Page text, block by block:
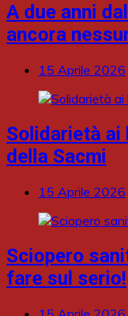
A due anni
ancora
15 Aprile 2026
Solidarietà
della Sacmi
15 Aprile 2026
Sciopero
fare sul serio!